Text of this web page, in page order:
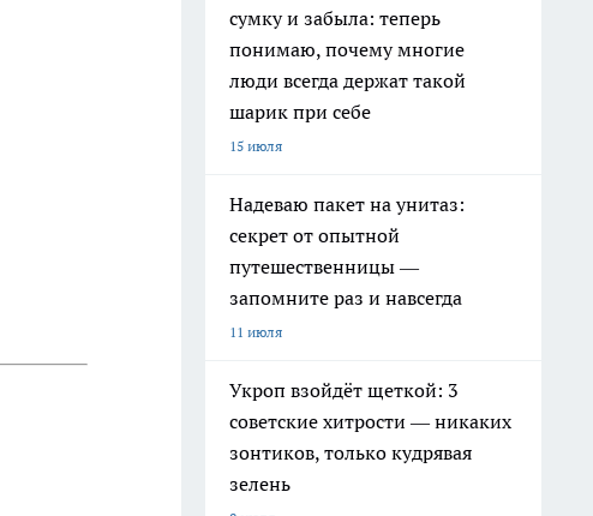
сумку и забыла: теперь
понимаю, почему многие
люди всегда держат такой
шарик при себе
15 июля
Надеваю пакет на унитаз:
секрет от опытной
путешественницы —
запомните раз и навсегда
11 июля
Укроп взойдёт щеткой: 3
советские хитрости — никаких
зонтиков, только кудрявая
зелень